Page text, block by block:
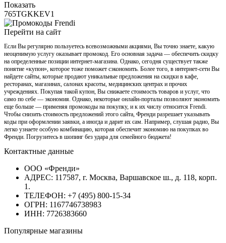
Показать
765TGKKEV1
Перейти на сайт
Если Вы регулярно пользуетесь всевозможными акциями, Вы точно знаете, какую
неоценимую услугу оказывает промокод. Его основная задача — обеспечить скидку
на определенные позиции интернет-магазина. Однако, сегодня существует также
понятие «купон», которое тоже поможет сэкономить. Более того, в интернет-сети Вы
найдете сайты, которые продают уникальные предложения на скидки в кафе,
ресторанах, магазинах, салонах красоты, медицинских центрах и прочих
учреждениях. Покупая такой купон, Вы снижаете стоимость товаров и услуг, что
само по себе — экономия. Однако, некоторые онлайн-порталы позволяют экономить
еще больше — применяя промокоды на покупку, и к их числу относится Frendi.
Чтобы снизить стоимость предложений этого сайта, Френди разрешает указывать
коды при оформлении заявки, а иногда и дарит их сам. Например, слушая радио, Вы
легко узнаете особую комбинацию, которая обеспечит экономию на покупках во
Френди. Погрузитесь в шопинг без удара для семейного бюджета!
Контактные данные
ООО «Френди»
АДРЕС: 117587, г. Москва, Варшавское ш., д. 118, корп.
1.
ТЕЛЕФОН: +7 (495) 800-15-34
ОГРН: 1167746738983
ИНН: 7726383660
Популярные магазины